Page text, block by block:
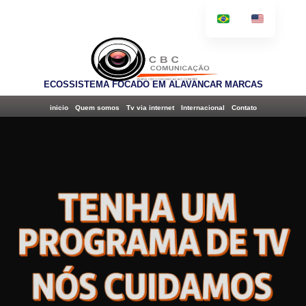
ECOSSISTEMA FOCADO EM ALAVANCAR MARCAS
inicio Quem somos Tv via internet Internacional Contato